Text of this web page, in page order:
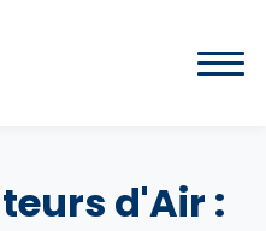
d'Air :